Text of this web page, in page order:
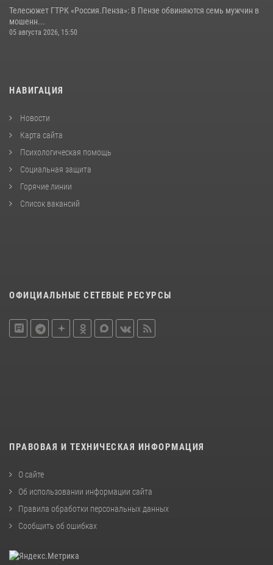
Телесюжет ГТРК «Россия.Пенза»: В Пензе обвиняются семь мужчин в
мошенн...
05 августа 2026, 15:50
НАВИГАЦИЯ
Новости
Карта сайта
Психологическая помощь
Социальная защита
Горячие линии
Список вакансий
ОФИЦИАЛЬНЫЕ СЕТЕВЫЕ РЕСУРСЫ
ПРАВОВАЯ И ТЕХНИЧЕСКАЯ ИНФОРМАЦИЯ
О сайте
Об использовании информации сайта
Правила обработки персональных данных
Сообщить об ошибках